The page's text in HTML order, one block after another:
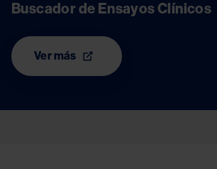
Buscador de Ensayos Clínicos
Ver más